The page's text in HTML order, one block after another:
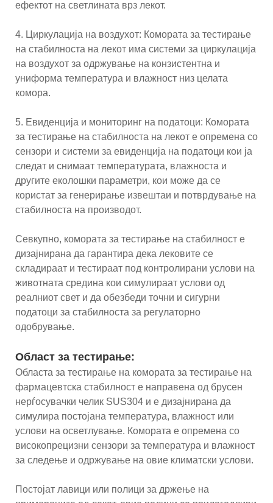
ефектот на светлината врз лекот.
4. Циркулација на воздухот: Комората за тестирање
на стабилноста на лекот има системи за циркулација
на воздухот за одржување на конзистентна и
униформа температура и влажност низ целата
комора.
5. Евиденција и мониторинг на податоци: Комората
за тестирање на стабилноста на лекот е опремена со
сензори и системи за евиденција на податоци кои ја
следат и снимаат температурата, влажноста и
другите еколошки параметри, кои може да се
користат за генерирање извештаи и потврдување на
стабилноста на производот.
Севкупно, комората за тестирање на стабилност е
дизајнирана да гарантира дека лековите се
складираат и тестираат под контролирани услови на
животната средина кои симулираат услови од
реалниот свет и да обезбеди точни и сигурни
податоци за стабилноста за регулаторно
одобрување.
Област за тестирање:
Областа за тестирање на комората за тестирање на
фармацевтска стабилност е направена од брусен
нерѓосувачки челик SUS304 и е дизајнирана да
симулира постојана температура, влажност или
услови на осветлување. Комората е опремена со
високопрецизни сензори за температура и влажност
за следење и одржување на овие климатски услови.
Постојат лавици или полици за држење на